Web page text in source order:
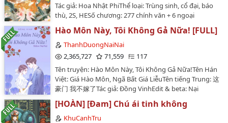
khố rách áo ôm phơi thây nơi đồng không mông
quạnh. Quay về năm mười lăm tuổi, nàng lại một lần
nữa ngồi trên chiếc xe ngựa quay về phủ, nhìn chiếc
màn xe lắc qua lắc lại, trong lòng nàng nghĩ. Cuộc đời
này, bất kể ra sao cũng phải bóp chết đóa hoa sen
trắng kia!Khiến nàng ta cũng phải nhận lấy, móc mắt
hành xác, bị người sỉ nhục. Tất cả những thứ này, đều
là những điều mà nàng ta đã làm với nàng. Đại gian
thần quyền khuynh triều dã x Tiểu yêu tinh độc ác
hung dữ. #gặp phải hoa sen trắng, không cần nói
nhiều, tiến lên# Nam chính nữ chính song trùng
sinh!Nội dung chủ yếu: Chung tình, trọng sinh, ngọt
Tác giả: Hoa Nhật PhiThể loại: Trùng sinh, cổ đại, báo
thù, 2S, HESố chương: 277 chính văn + 6 ngoại
truyệnBìa: Designed bởi Sườn Xào Chua NgọtGIỚI
THIỆUNàng chỉ là bị bệnh, còn chưa có chết, vậy mà
phu gia đã gấp không chờ được kiếm người thay thế
nàng cho hắn tục huyền. Trùng sinh một đời, nàng
trọng bản thân thì mới có được hết thảy, không bị
người khác xâm phạm tôn nghiêm, trừng trị những kẻ
cực phẩm, cứu giúp tỷ muội, tiện tay "thu hoạch" một
tướng công trung khuyển, một đời trôi chảy, hoàng
hành bá đạo.LỜI BÀ CÒMMình edit thêm một truyện
nữa của tác giả Hoa Nhật Phi, cũng là thể loại trùng
Hào Môn Này, Tôi Không Gả Nữa! [FULL]
ThanhDuongNaiNai
2,365,727
71,559
117
Tên truyện: Hào Môn Này, Tôi Không Gả Nữa!Tên Hán
Việt: Giá Hào Môn, Ngã Bất Giá LiễuTên tiếng Trung: 这
豪门 我不嫁了Tác giả: Đồng VinhEdit & beta: Nại
NạiTình trạng: Hoàn thành [92 chương + 24 chương
ngoại truyện]Thể loại: Ngôn tình, hiện đại, HE, tình
cảm, ngọt, ngược, hào môn thế gia, trước nữ truy sau
[HOÀN] [Đam] Chú ái tinh không
KhuCanhTru